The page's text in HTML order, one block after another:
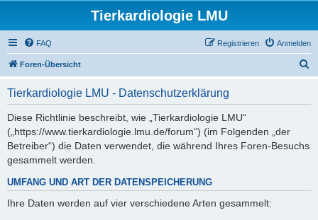
Tierkardiologie LMU
FAQ Anmelden
Registrieren
Foren-Übersicht
Tierkardiologie LMU - Datenschutzerklärung
Diese Richtlinie beschreibt, wie „Tierkardiologie LMU“
(„https://www.tierkardiologie.lmu.de/forum“) (im Folgenden „der
Betreiber“) die Daten verwendet, die während Ihres Foren-Besuchs
gesammelt werden.
UMFANG UND ART DER DATENSPEICHERUNG
Ihre Daten werden auf vier verschiedene Arten gesammelt: